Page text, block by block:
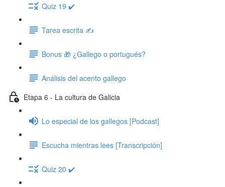
Quiz 19 ✔️
Tarea escrita ✍️
Bonus 🎁 ¿Gallego o portugués?
Análisis del acento gallego
Etapa 6 - La cultura de Galicia
Lo especial de los gallegos [Podcast]
Escucha mientras lees [Transcripción]
Quiz 20 ✔️